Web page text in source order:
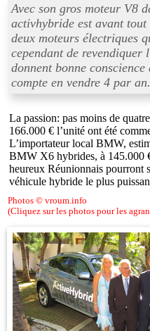
Avec son gros moteur V8
activhybride est avant
deux moteurs électriques
cependant de revendiquer
donnent bonne
compte en vendre 4 par an.
La passion: pas moins de
166.000 € l’unité ont été
L’importateur local BMW,
BMW X6 hybrides, à 145.000
heureux Réunionnais pourront
véhicule hybride le plus
Photos © vroum.info
(Cliquez sur les photos pour les